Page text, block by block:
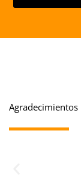
Agradecimientos